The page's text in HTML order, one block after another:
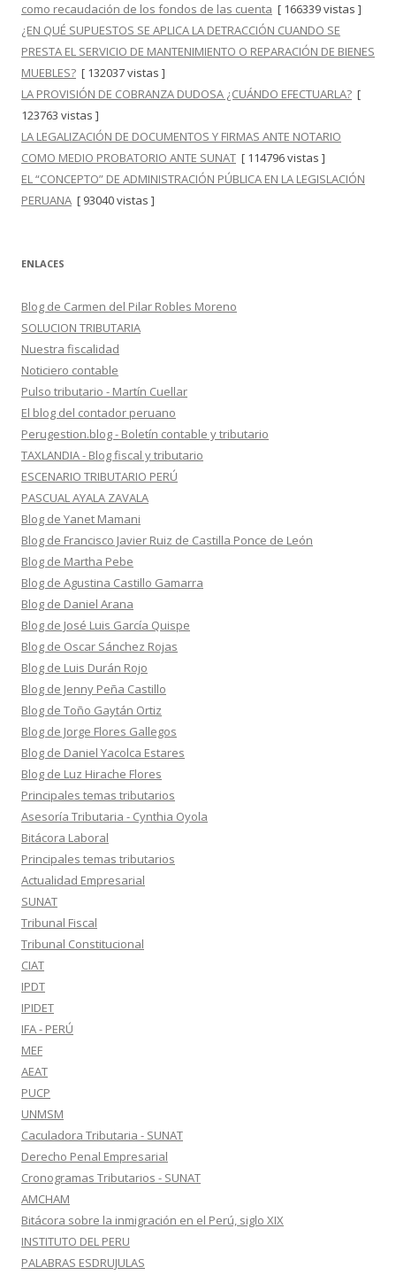
como recaudación de los fondos de las cuenta [ 166339 vistas ]
¿EN QUÉ SUPUESTOS SE APLICA LA DETRACCIÓN CUANDO SE
PRESTA EL SERVICIO DE MANTENIMIENTO O REPARACIÓN DE BIENES
MUEBLES? [ 132037 vistas ]
LA PROVISIÓN DE COBRANZA DUDOSA ¿CUÁNDO EFECTUARLA? [
123763 vistas ]
LA LEGALIZACIÓN DE DOCUMENTOS Y FIRMAS ANTE NOTARIO
COMO MEDIO PROBATORIO ANTE SUNAT [ 114796 vistas ]
EL “CONCEPTO” DE ADMINISTRACIÓN PÚBLICA EN LA LEGISLACIÓN
PERUANA [ 93040 vistas ]
ENLACES
Blog de Carmen del Pilar Robles Moreno
SOLUCION TRIBUTARIA
Nuestra fiscalidad
Noticiero contable
Pulso tributario - Martín Cuellar
El blog del contador peruano
Perugestion.blog - Boletín contable y tributario
TAXLANDIA - Blog fiscal y tributario
ESCENARIO TRIBUTARIO PERÚ
PASCUAL AYALA ZAVALA
Blog de Yanet Mamani
Blog de Francisco Javier Ruiz de Castilla Ponce de León
Blog de Martha Pebe
Blog de Agustina Castillo Gamarra
Blog de Daniel Arana
Blog de José Luis García Quispe
Blog de Oscar Sánchez Rojas
Blog de Luis Durán Rojo
Blog de Jenny Peña Castillo
Blog de Toño Gaytán Ortiz
Blog de Jorge Flores Gallegos
Blog de Daniel Yacolca Estares
Blog de Luz Hirache Flores
Principales temas tributarios
Asesoría Tributaria - Cynthia Oyola
Bitácora Laboral
Principales temas tributarios
Actualidad Empresarial
SUNAT
Tribunal Fiscal
Tribunal Constitucional
CIAT
IPDT
IPIDET
IFA - PERÚ
MEF
AEAT
PUCP
UNMSM
Caculadora Tributaria - SUNAT
Derecho Penal Empresarial
Cronogramas Tributarios - SUNAT
AMCHAM
Bitácora sobre la inmigración en el Perú, siglo XIX
INSTITUTO DEL PERU
PALABRAS ESDRUJULAS